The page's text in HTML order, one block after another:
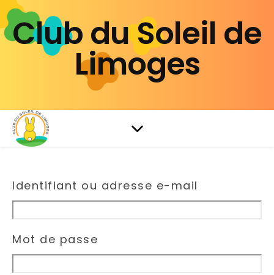
Club du Soleil de
Limoges
Identifiant ou adresse e-mail
Mot de passe